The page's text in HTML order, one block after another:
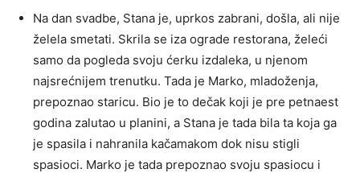
Na dan svadbe, Stana je, uprkos zabrani, došla, ali nije
želela smetati. Skrila se iza ograde restorana, želeći
samo da pogleda svoju ćerku izdaleka, u njenom
najsrećnijem trenutku. Tada je Marko, mladoženja,
prepoznao staricu. Bio je to dečak koji je pre petnaest
godina zalutao u planini, a Stana je tada bila ta koja ga
je spasila i nahranila kačamakom dok nisu stigli
spasioci. Marko je tada prepoznao svoju spasiocu i